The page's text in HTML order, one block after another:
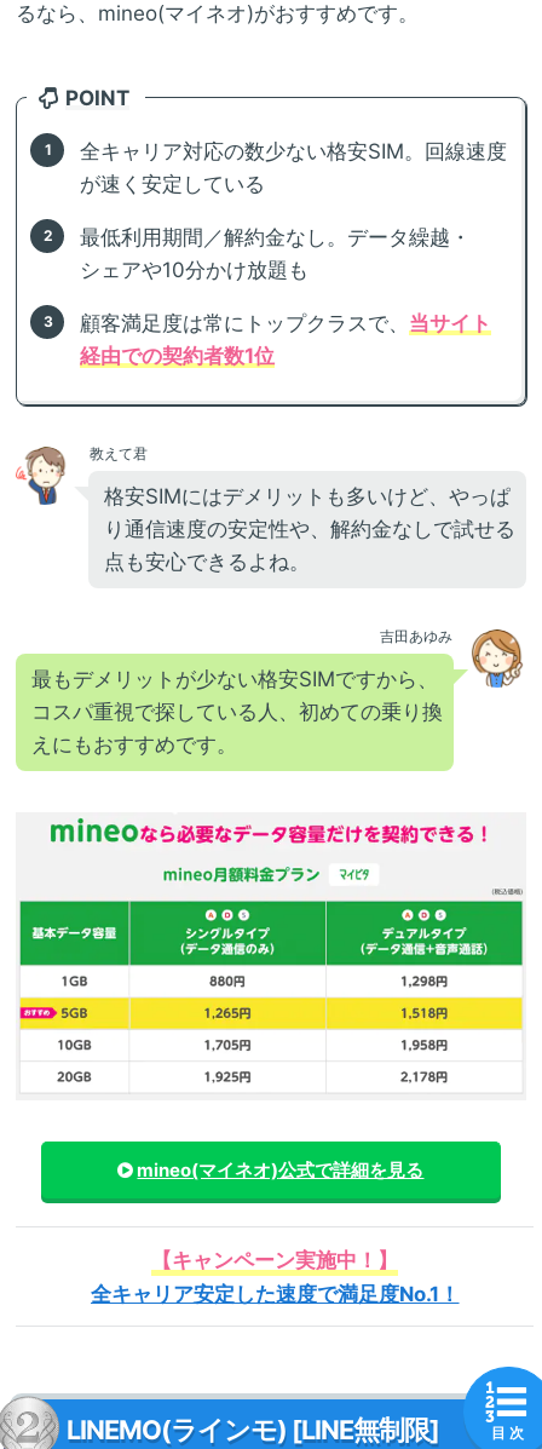
るなら、mineo(マイネオ)がおすすめです。
POINT
全キャリア対応の数少ない格安SIM。回線速度
が速く安定している
最低利用期間／解約金なし。データ繰越・
シェアや10分かけ放題も
顧客満足度は常にトップクラスで、 当サイト
経由での契約者数1位
教えて君
格安SIMにはデメリットも多いけど、やっぱ
り通信速度の安定性や、解約金なしで試せる
点も安心できるよね。
吉田あゆみ
最もデメリットが少ない格安SIMですから、
コスパ重視で探している人、初めての乗り換
えにもおすすめです。
mineo(マイネオ)公式で詳細を見る
【キャンペーン実施中！】
全キャリア安定した速度で満足度No.1！
LINEMO(ラインモ) [LINE無制限] 目 次